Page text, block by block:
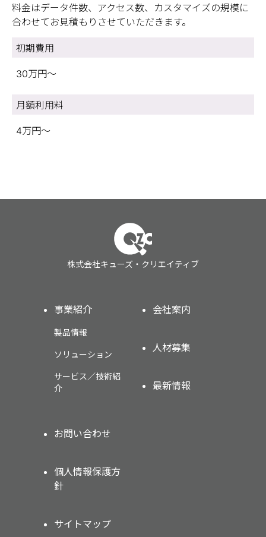
料金はデータ件数、アクセス数、カスタマイズの規模に
合わせてお見積もりさせていただきます。
初期費用
30万円～
月額利用料
4万円～
株式会社キューズ・クリエイティブ
事業紹介
製品情報
ソリューション
サービス／技術紹
介
会社案内
人材募集
最新情報
お問い合わせ
個人情報保護方
針
サイトマップ